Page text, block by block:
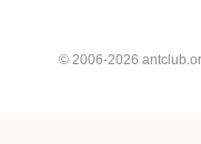
© 2006-2026